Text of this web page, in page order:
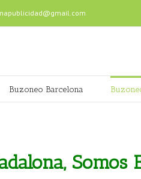
Buzoneo Barcelona